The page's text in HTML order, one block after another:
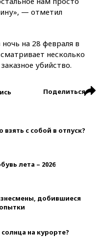
— отметил
на 28 февраля в
несколько
убийство.
Поделиться
с собой в отпуск?
лета – 2026
добившиеся
на курорте?